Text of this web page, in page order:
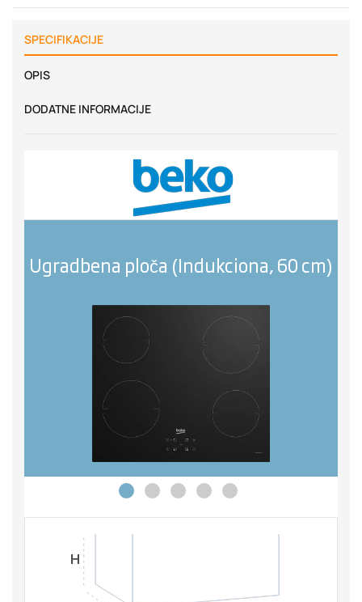
SPECIFIKACIJE
OPIS
DODATNE INFORMACIJE
Ugradbena ploča (Indukciona, 60 cm)
H